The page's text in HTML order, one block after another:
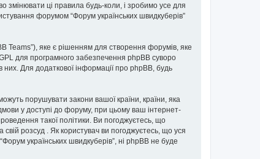
змінювати ці правила будь-коли, і зробимо усе для
форумом “Форум українських швидкуберів”
Teams”), яке є рішенням для створення форумів, яке
для програмного забезпечення phpBB суворо
них. Для додаткової інформації про phpBB, будь
порушувати закони вашої країни, країни, яка
у доступі до форуму, при цьому ваш інтернет-
такої політики. Ви погоджуєтесь, що
розсуд . Як користувач ви погоджуєтесь, що уся
українських швидкуберів”, ні phpBB не буде